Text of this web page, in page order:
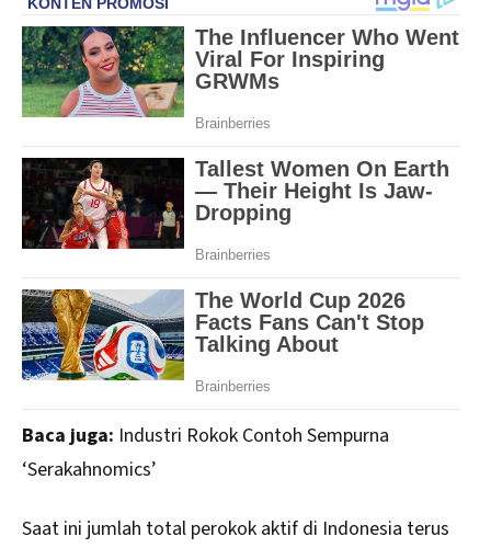
Baca juga: Industri Rokok Contoh Sempurna
‘Serakahnomics’
Saat ini jumlah total perokok aktif di Indonesia terus